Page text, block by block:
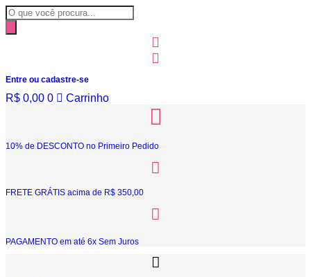
Ir
para
o
Pesquisar
produtos
Entre ou cadastre-se
R$ 0,00 0 Carrinho
10% de DESCONTO no Primeiro Pedido
FRETE GRÁTIS acima de R$ 350,00
PAGAMENTO em até 6x Sem Juros